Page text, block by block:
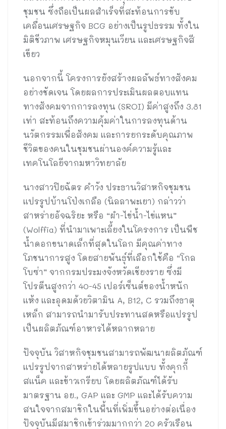
ชุมชน ซึ่งถือเป็นผลสำเร็จที่สะท้อนการขับ
เคลื่อนเศรษฐกิจ BCG อย่างเป็นรูปธรรม ทั้งใน
มิติชีวภาพ เศรษฐกิจหมุนเวียน และเศรษฐกิจสี
เขียว
นอกจากนี้ โครงการยังสร้างผลลัพธ์ทางสังคม
อย่างชัดเจน โดยผลการประเมินผลตอบแทน
ทางสังคมจากการลงทุน (SROI) มีค่าสูงถึง 3.81
เท่า สะท้อนถึงความคุ้มค่าในการลงทุนด้าน
นวัตกรรมเพื่อสังคม และการยกระดับคุณภาพ
ชีวิตของคนในชุมชนผ่านองค์ความรู้และ
เทคโนโลยีจากมหาวิทยาลัย
นางสาวปิยฉัตร คำวัง ประธานวิสาหกิจชุมชน
แปรรูปบ้านโป่งเกลือ (นิลลาพะเยา) กล่าวว่า
สาหร่ายอัจฉริยะ หรือ “ผำ-ไข่น้ำ-ไข่แหน”
(Wolffia) ที่นำมาเพาะเลี้ยงในโครงการ เป็นพืช
น้ำดอกขนาดเล็กที่สุดในโลก มีคุณค่าทาง
โภชนาการสูง โดยสายพันธุ์ที่เลือกใช้คือ “โกล
โบซ่า” จากกรมประมงจังหวัดเชียงราย ซึ่งมี
โปรตีนสูงกว่า 40-45 เปอร์เซ็นต์ของน้ำหนัก
แห้ง และอุดมด้วยวิตามิน A, B12, C รวมถึงธาตุ
เหล็ก สามารถนำมารับประทานสดหรือแปรรูป
เป็นผลิตภัณฑ์อาหารได้หลากหลาย
ปัจจุบัน วิสาหกิจชุมชนสามารถพัฒนาผลิตภัณฑ์
แปรรูปจากสาหร่ายได้หลายรูปแบบ ทั้งคุกกี้
สแน็ค และข้าวเกรียบ โดยผลิตภัณฑ์ได้รับ
มาตรฐาน อย., GAP และ GMP และได้รับความ
สนใจจากสมาชิกในพื้นที่เพิ่มขึ้นอย่างต่อเนื่อง
ปัจจุบันมีสมาชิกเข้าร่วมมากกว่า 20 ครัวเรือน